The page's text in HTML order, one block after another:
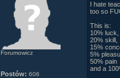
Forumowicz
Postów: 606
I hate
too so
This is:
10% luck,
20% skill,
15%
5%
50% pain
and a